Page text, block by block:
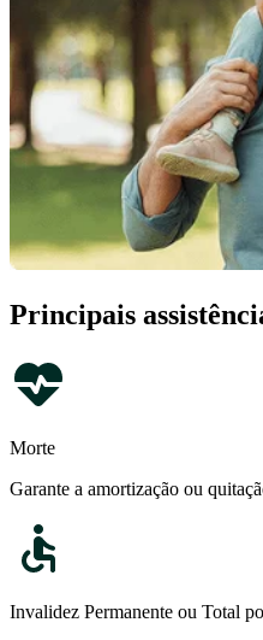
Principais
Morte
Garante a amortização ou
Invalidez Permanente ou Total